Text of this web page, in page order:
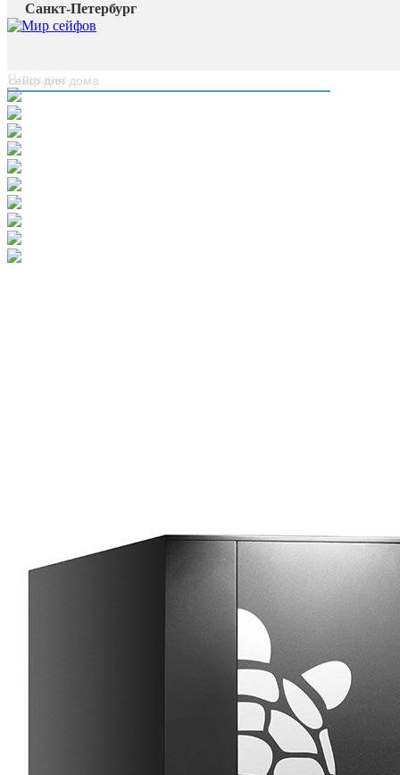
Санкт-Петербург
Главная страница /
Сейфовые комнаты
Под заказ